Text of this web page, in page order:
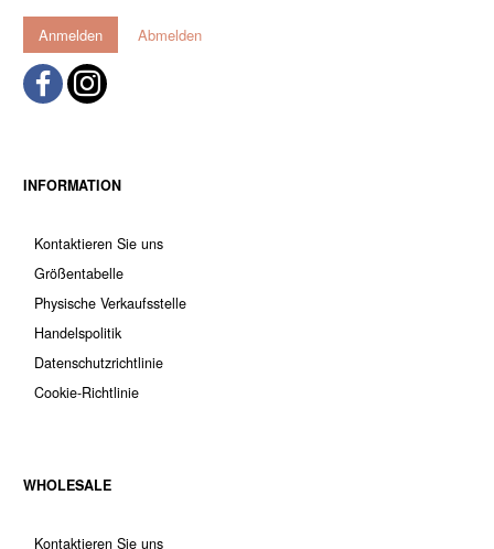
Anmelden Abmelden
INFORMATION
Kontaktieren Sie uns
Größentabelle
Physische Verkaufsstelle
Handelspolitik
Datenschutzrichtlinie
Cookie-Richtlinie
WHOLESALE
Kontaktieren Sie uns